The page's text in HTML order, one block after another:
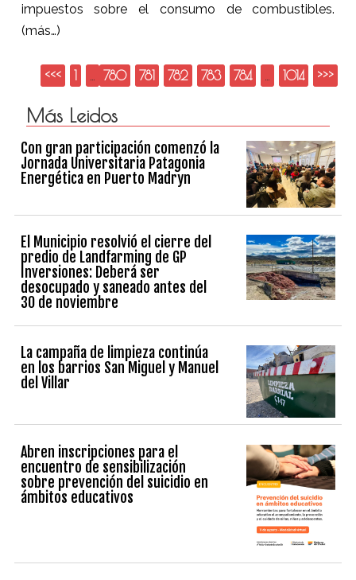
impuestos sobre el consumo de combustibles.
(más…)
<<< 1 780 781 782 783 784 1014 >>>
Más Leidos
Con gran participación comenzó la
Jornada Universitaria Patagonia
Energética en Puerto Madryn
El Municipio resolvió el cierre del
predio de Landfarming de GP
Inversiones: Deberá ser
desocupado y saneado antes del
30 de noviembre
La campaña de limpieza continúa
en los barrios San Miguel y Manuel
del Villar
Abren inscripciones para el
encuentro de sensibilización
sobre prevención del suicidio en
ámbitos educativos